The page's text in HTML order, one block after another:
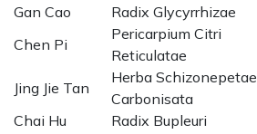
Gan Cao
Radix Glycyrrhizae
Chen Pi
Pericarpium Citri
Reticulatae
Jing Jie Tan
Herba Schizonepetae
Carbonisata
Chai Hu
Radix Bupleuri